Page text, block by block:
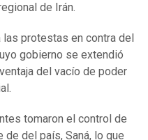
de Irán.
protestas en contra del
gobierno se extendió
del vacío de poder
tomaron el control de
de del país, Saná, lo que